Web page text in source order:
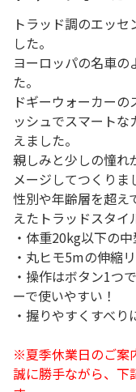
トラッド調のエッ
した。
ヨーロッパの名車の
た。
ドギーウォーカー
ッシュでスマート
えました。
親しみと少しの憧れ
メージしてつくりま
性別や年齢層を超え
えたトラッドスタイ
・体重20kg以下の中
・丸ヒモ5mの伸縮
・操作はボタン1つ
ーで使いやすい！
・握りやすくすべり
※夏季休業日のご案
誠に勝手ながら、下